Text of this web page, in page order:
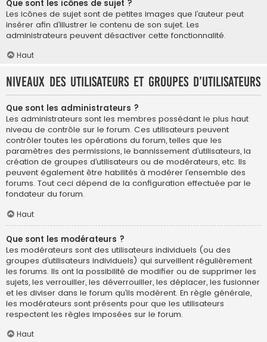
Que sont les icônes de sujet ?
Les icônes de sujet sont de petites images que l’auteur peut
insérer afin d’illustrer le contenu de son sujet. Les
administrateurs peuvent désactiver cette fonctionnalité.
Haut
Niveaux des utilisateurs et groupes d’utilisateurs
Que sont les administrateurs ?
Les administrateurs sont les membres possédant le plus haut
niveau de contrôle sur le forum. Ces utilisateurs peuvent
contrôler toutes les opérations du forum, telles que les
paramètres des permissions, le bannissement d’utilisateurs, la
création de groupes d’utilisateurs ou de modérateurs, etc. Ils
peuvent également être habilités à modérer l’ensemble des
forums. Tout ceci dépend de la configuration effectuée par le
fondateur du forum.
Haut
Que sont les modérateurs ?
Les modérateurs sont des utilisateurs individuels (ou des
groupes d’utilisateurs individuels) qui surveillent régulièrement
les forums. Ils ont la possibilité de modifier ou de supprimer les
sujets, les verrouiller, les déverrouiller, les déplacer, les fusionner
et les diviser dans le forum qu’ils modèrent. En règle générale,
les modérateurs sont présents pour que les utilisateurs
respectent les règles imposées sur le forum.
Haut